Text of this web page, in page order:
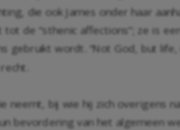
die ook James onder haar
de “sthenic affections”; ze is
wordt. “Not God, but
bij wie hij zich overigens
van het algemeen